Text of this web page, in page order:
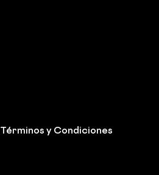
Términos y Condiciones